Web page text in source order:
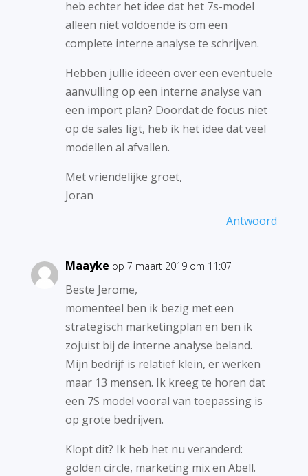
heb echter het idee dat het 7s-model
alleen niet voldoende is om een
complete interne analyse te schrijven.
Hebben jullie ideeën over een eventuele
aanvulling op een interne analyse van
een import plan? Doordat de focus niet
op de sales ligt, heb ik het idee dat veel
modellen al afvallen.
Met vriendelijke groet,
Joran
Antwoord
Maayke op 7 maart 2019 om 11:07
Beste Jerome,
momenteel ben ik bezig met een
strategisch marketingplan en ben ik
zojuist bij de interne analyse beland.
Mijn bedrijf is relatief klein, er werken
maar 13 mensen. Ik kreeg te horen dat
een 7S model vooral van toepassing is
op grote bedrijven.
Klopt dit? Ik heb het nu veranderd:
golden circle, marketing mix en Abell.